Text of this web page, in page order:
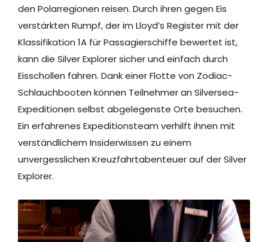
den Polarregionen reisen. Durch ihren gegen Eis
verstärkten Rumpf, der im Lloyd’s Register mit der
Klassifikation 1A für Passagierschiffe bewertet ist,
kann die Silver Explorer sicher und einfach durch
Eisschollen fahren. Dank einer Flotte von Zodiac-
Schlauchbooten können Teilnehmer an Silversea-
Expeditionen selbst abgelegenste Orte besuchen.
Ein erfahrenes Expeditionsteam verhilft ihnen mit
verständlichem Insiderwissen zu einem
unvergesslichen Kreuzfahrtabenteuer auf der Silver
Explorer.